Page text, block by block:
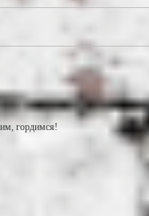
гордимся!